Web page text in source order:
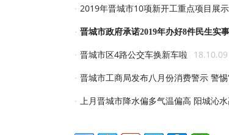
· 2019年晋城市10项新开工重点项目展示
· 晋城市政府承诺2019年办好8件民生实事
· 晋城市区4路公交车换新车啦 18.10.09
· 晋城市工商局发布八月份消费警示 警惕
· 上月晋城市降水偏多气温偏高 阳城沁